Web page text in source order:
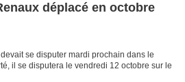
déplacé en octobre
se disputer mardi prochain dans le
il se disputera le vendredi 12 octobre sur le